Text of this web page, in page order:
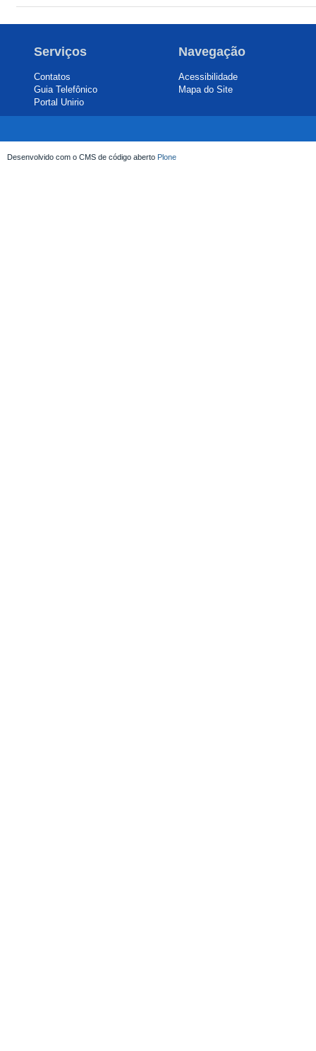
Serviços
Contatos
Guia Telefônico
Portal Unirio
Navegação
Acessibilidade
Mapa do Site
Desenvolvido com o CMS de código aberto Plone